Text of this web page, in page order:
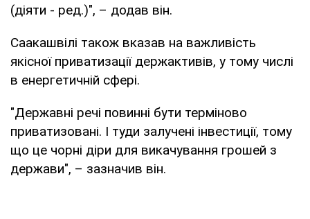
(діяти - ред.)", – додав він.
Саакашвілі також вказав на важливість
якісної приватизації держактивів, у тому числі
в енергетичній сфері.
"Державні речі повинні бути терміново
приватизовані. І туди залучені інвестиції, тому
що це чорні діри для викачування грошей з
держави", – зазначив він.